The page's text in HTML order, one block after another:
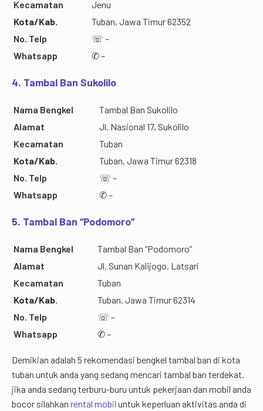
Kecamatan
Jenu
Kota/Kab.
Tuban, Jawa Timur 62352
No. Telp
☏ –
Whatsapp
✆ –
4. Tambal Ban Sukolilo
Nama Bengkel
Tambal Ban Sukolilo
Alamat
Jl. Nasional 17, Sukolilo
Kecamatan
Tuban
Kota/Kab.
Tuban, Jawa Timur 62318
No. Telp
☏ –
Whatsapp
✆ –
5. Tambal Ban “Podomoro”
Nama Bengkel
Tambal Ban “Podomoro”
Alamat
Jl. Sunan Kalijogo, Latsari
Kecamatan
Tuban
Kota/Kab.
Tuban, Jawa Timur 62314
No. Telp
☏ –
Whatsapp
✆ –
Demikian adalah 5 rekomendasi bengkel tambal ban di kota
tuban untuk anda yang sedang mencari tambal ban terdekat.
jika anda sedang terburu-buru untuk pekerjaan dan mobil anda
bocor silahkan rental mobil untuk keperluan aktivitas anda di